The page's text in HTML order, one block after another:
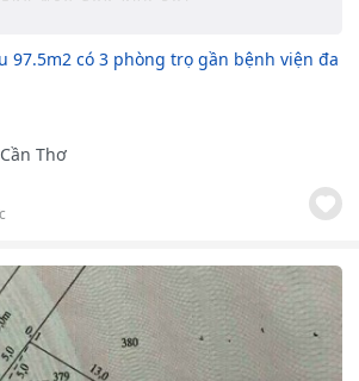
97.5m2 có 3 phòng trọ gần bệnh viện đa
Thơ